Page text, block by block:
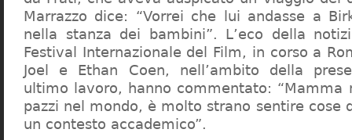
Marrazzo dice: “Vorrei che lui andasse a
nella stanza dei bambini”. L’eco della
Festival Internazionale del Film, in corso a
Joel e Ethan Coen, nell’ambito della
ultimo lavoro, hanno commentato: “Mamma
pazzi nel mondo, è molto strano sentire cose
un contesto accademico”.